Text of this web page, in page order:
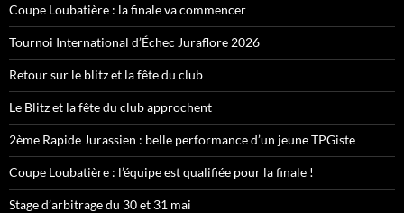
Coupe Loubatière : la finale va commencer
Tournoi International d’Échec Juraflore 2026
Retour sur le blitz et la fête du club
Le Blitz et la fête du club approchent
2ème Rapide Jurassien : belle performance d’un jeune TPGiste
Coupe Loubatière : l’équipe est qualifiée pour la finale !
Stage d’arbitrage du 30 et 31 mai